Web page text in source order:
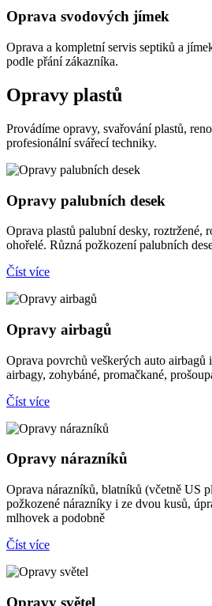
Oprava svodových jímek
Oprava a kompletní servis septiků a
podle přání zákazníka.
Opravy plastů
Provádíme opravy, svařování plastů,
profesionální svářecí techniky.
Opravy palubních desek
Oprava plastů palubní desky, roztržené,
ohořelé. Různá požkození palubních
Číst více
Opravy airbagů
Oprava povrchů veškerých auto airbagů
airbagy, zohybáné, promačkané,
Číst více
Opravy nárazníků
Oprava nárazníků, blatníků (včetně US
požkozené nárazníky i ze dvou kusů,
mlhovek a podobně
Číst více
Opravy světel